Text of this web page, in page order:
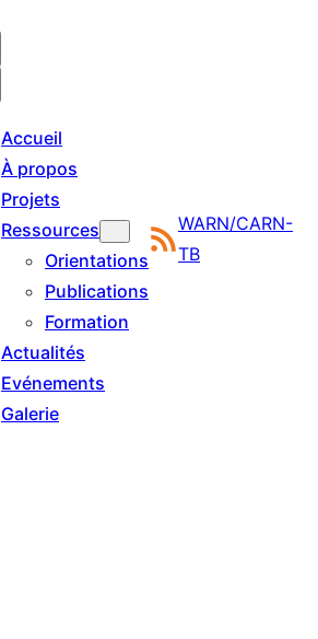
Accueil
À propos
Projets
Ressources
Orientations
Publications
Formation
Actualités
Evénements
Galerie
WARN/CARN-
TB